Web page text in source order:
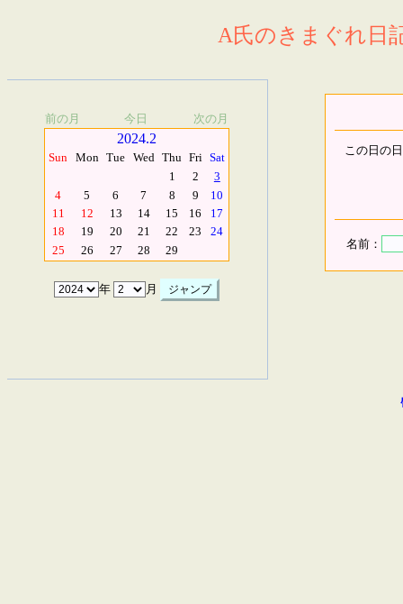
A氏のきまぐれ日
前の月 今日 次の月
2024.2
Sun Mon Tue Wed Thu Fri Sat
1
2
3
4
5 6 7 8 9
10
11
12 13 14 15 16
17
18
19 20 21 22 23
24
25
26 27 28 29
年 月
この日の
名前：